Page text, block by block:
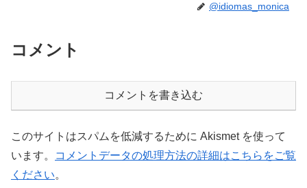
@idiomas_monica
コメント
コメントを書き込む
このサイトはスパムを低減するために Akismet を使って
います。
コメントデータの処理方法の詳細はこちらをご覧
ください。